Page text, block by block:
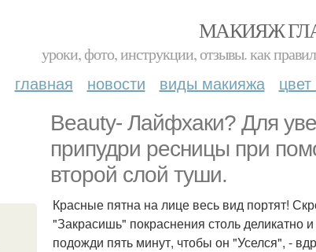
МАКИЯЖ
уроки, фото, инструкции, отзывы. как
главная новости виды макияжа цвет
Вeauty- Лайфхаки? Для
припудри ресницы при
второй слой туши.
Красные пятна на лице весь вид портят!
"Закрасишь" покраснения столь деликатно
подожди пять минут, чтобы он "Уселся", -